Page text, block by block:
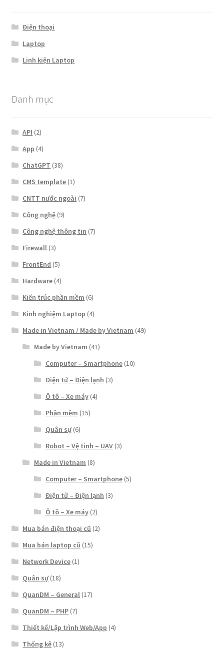
Điện thoại
Laptop
Linh kiện Laptop
Danh mục
API (2)
App (4)
ChatGPT (38)
CMS template (1)
CNTT nước ngoài (7)
Công nghệ (9)
Công nghệ thông tin (7)
Firewall (3)
FrontEnd (5)
Hardware (4)
Kiến trúc phần mềm (6)
Kinh nghiệm Laptop (4)
Made in Vietnam / Made by Vietnam (49)
Made by Vietnam (41)
Computer – Smartphone(10)
Điện tử – Điện lạnh (3)
Ô tô – Xe máy(4)
Phần mềm (15)
Quân sự(6)
Robot – Vệ tinh – UAV(3)
Made in Vietnam (8)
Computer – Smartphone(5)
Điện tử – Điện lạnh (3)
Ô tô – Xe máy(2)
Mua bán điện thoại cũ (2)
Mua bán laptop cũ (15)
Network Device (1)
Quân sự (18)
QuanDM – General (17)
QuanDM – PHP (7)
Thiết kế/Lập trình Web/App (4)
Thống kê (13)